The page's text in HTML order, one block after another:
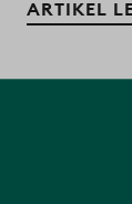
ARTIKEL